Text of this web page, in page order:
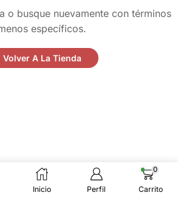
o busque nuevamente con términos
específicos.
Volver A La Tienda
Inicio Perfil
0
Carrito